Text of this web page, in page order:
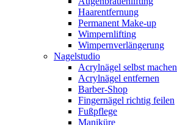
Haarentfernung
Permanent Make-up
Wimpernlifting
Wimpernverlängerung
Nagelstudio
Acrylnägel selbst machen
Acrylnägel entfernen
Barber-Shop
Fingernägel richtig feilen
Fußpflege
Maniküre